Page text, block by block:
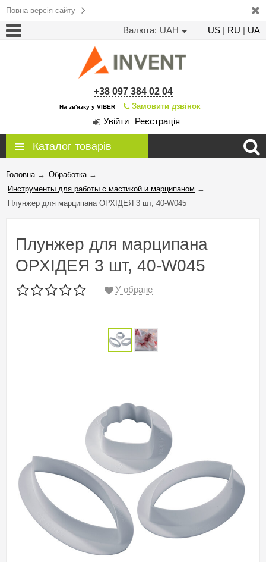
Повна версія сайту
Валюта: UAH US | RU | UA
+38 097 384 02 04
На зв'язку у VIBER Замовити дзвінок
Увійти Реєстрація
Каталог товарів
Головна → Обработка →
Инструменты для работы с мастикой и марципаном →
Плунжер для марципана ОРХІДЕЯ 3 шт, 40-W045
Плунжер для марципана
ОРХІДЕЯ 3 шт, 40-W045
У обране